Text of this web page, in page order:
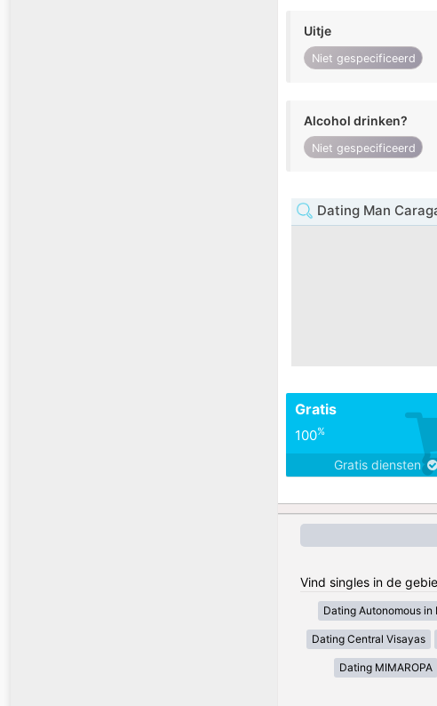
Uitje
Niet gespecificeerd
Alcohol drinken?
Niet gespecificeerd
Dating Man
Gratis
100%
Gratis diensten
Vind singles in de
Dating Autonomous
Dating Central Visayas
Dating MIMAROPA